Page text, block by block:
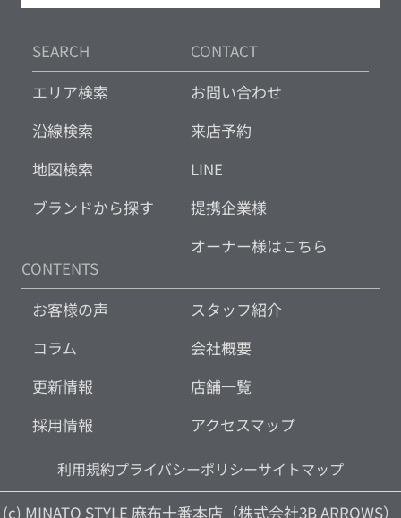
SEARCH
エリア検索
沿線検索
地図検索
ブランドから探す
CONTACT
お問い合わせ
来店予約
LINE
提携企業様
オーナー様はこちら
CONTENTS
お客様の声
コラム
更新情報
採用情報
スタッフ紹介
会社概要
店舗一覧
アクセスマップ
利用規約プライバシーポリシーサイトマップ
(c) MINATO STYLE 麻布十番本店（株式会社3B ARROWS）